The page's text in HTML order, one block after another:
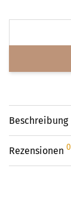
Beschreibung
Rezensionen 0